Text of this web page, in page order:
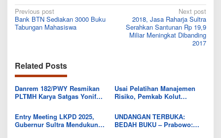
Post
navigation
Previous post
Bank BTN Sediakan 3000 Buku
Tabungan Mahasiswa
Next post
2018, Jasa Raharja Sultra
Serahkan Santunan Rp 19,9
Miliar Meningkat Dibanding
2017
Related Posts
Danrem 182/PWY Resmikan
PLTMH Karya Satgas Yonif
Usai Pelatihan Manajemen
Risiko, Pemkab Kolut
Entry Meeting LKPD 2025,
Gubernur Sultra Mendukung
UNDANGAN TERBUKA:
BEDAH BUKU – Prabowo: